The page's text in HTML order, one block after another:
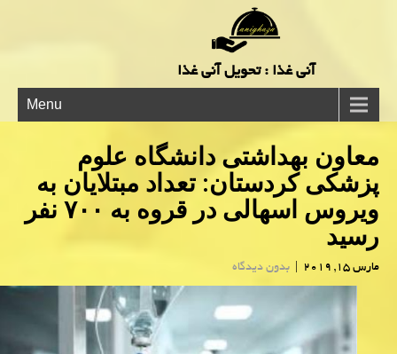
آنی غذا : تحویل آنی غذا
Menu
معاون بهداشتی دانشگاه علوم
پزشكی كردستان: تعداد مبتلایان به
ویروس اسهالی در قروه به ۷۰۰ نفر
رسید
مارس 15, 2019 | بدون دیدگاه